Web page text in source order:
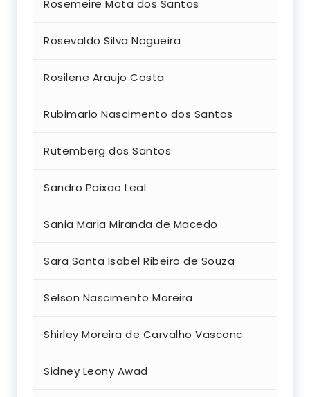
Rosemeire Mota dos Santos
Rosevaldo Silva Nogueira
Rosilene Araujo Costa
Rubimario Nascimento dos Santos
Rutemberg dos Santos
Sandro Paixao Leal
Sania Maria Miranda de Macedo
Sara Santa Isabel Ribeiro de Souza
Selson Nascimento Moreira
Shirley Moreira de Carvalho Vasconc
Sidney Leony Awad